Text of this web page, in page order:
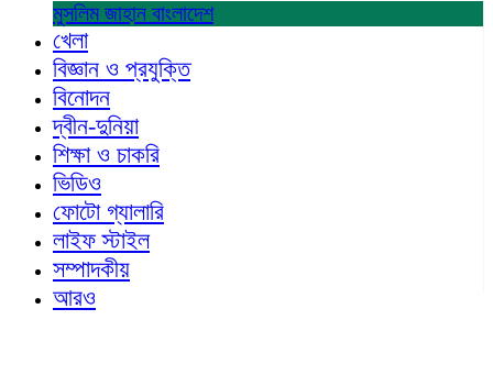
মুসলিম জাহান বাংলাদেশ
খেলা
বিজ্ঞান ও প্রযুক্তি
বিনোদন
দ্বীন-দুনিয়া
শিক্ষা ও চাকরি
ভিডিও
ফোটো গ্যালারি
লাইফ স্টাইল
সম্পাদকীয়
আরও